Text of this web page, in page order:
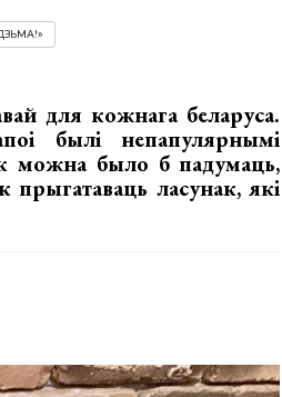
для кожнага беларуса.
былі непапулярнымі
можна было б падумаць,
прыгатаваць ласунак, які